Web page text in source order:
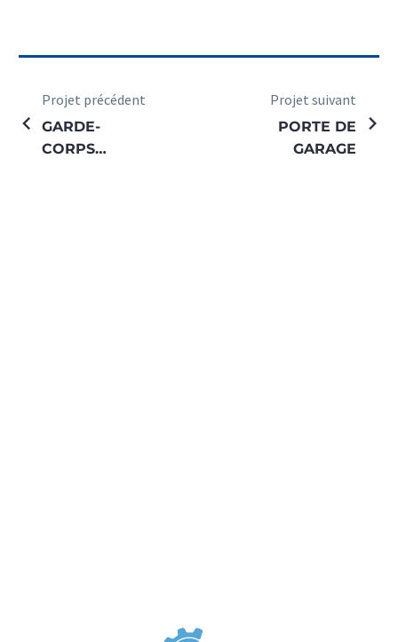
Projet précédent
GARDE-
CORPS
Projet suivant
PORTE DE
GARAGE